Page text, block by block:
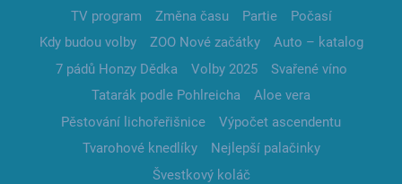
TV program
Změna času Partie
Počasí
Kdy budou volby
ZOO Nové začátky
Auto – katalog
7 pádů Honzy Dědka
Volby 2025
Svařené víno
Tatarák podle Pohlreicha
Aloe vera
Pěstování lichořeřišnice
Výpočet ascendentu
Tvarohové knedlíky
Nejlepší palačinky
Švestkový koláč